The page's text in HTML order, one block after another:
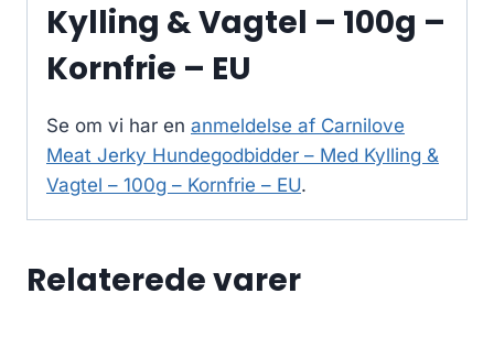
Kylling & Vagtel – 100g –
Kornfrie – EU
Se om vi har en anmeldelse af Carnilove
Meat Jerky Hundegodbidder – Med Kylling &
Vagtel – 100g – Kornfrie – EU.
Relaterede varer